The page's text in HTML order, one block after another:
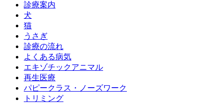
診療案内
犬
猫
うさぎ
診療の流れ
よくある病気
エキゾチックアニマル
再生医療
パピークラス・ノーズワーク
トリミング